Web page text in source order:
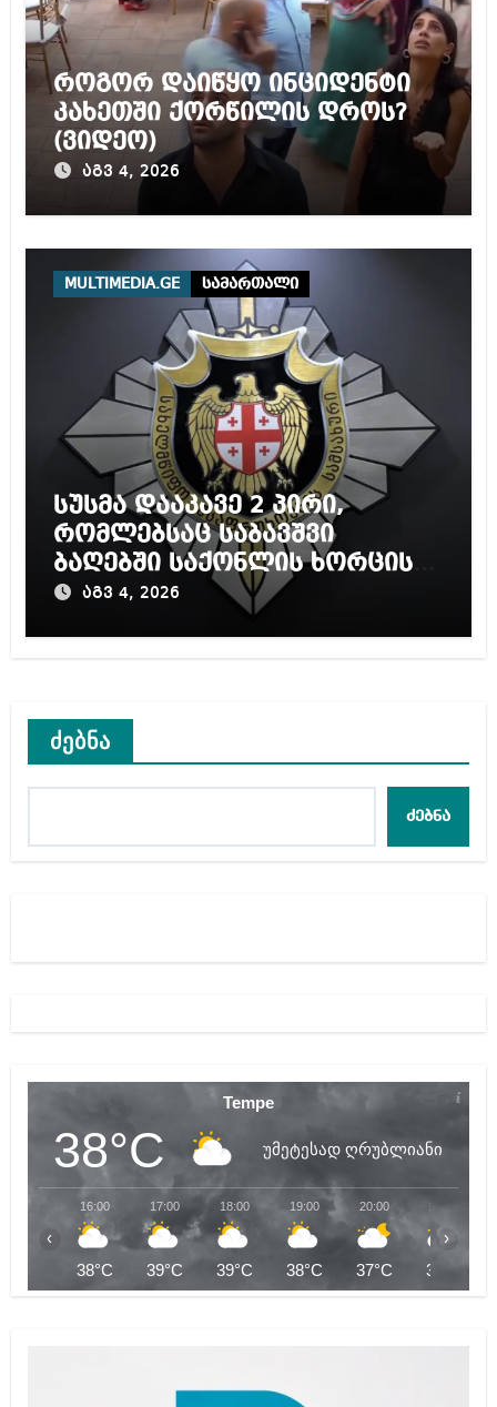
როგორ დაიწყო ინციდენტი
კახეთში ქორწილის დროს?
(ვიდეო)
აგვ 4, 2026
MULTIMEDIA.GE სამართალი
სუსმა დააკავე 2 პირი,
რომლებსაც საბავშვი
ბაღებში საქონლის ხორცის
ნაცვლად ცხენის ხორცი
აგვ 4, 2026
ძებნა
ძებნა
Tempe
38°C უმეტესად ღრუბლიანი
16:00
38°C
17:00
39°C
18:00
39°C
19:00
38°C
20:00
37°C
21:00
36°C
‹ ›